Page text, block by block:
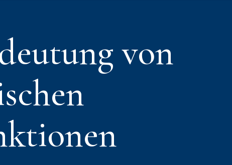
von